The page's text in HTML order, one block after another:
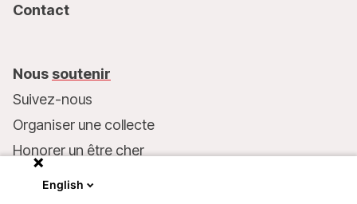
Contact
Nous soutenir
Suivez-nous
Organiser une collecte
Honorer un être cher
English